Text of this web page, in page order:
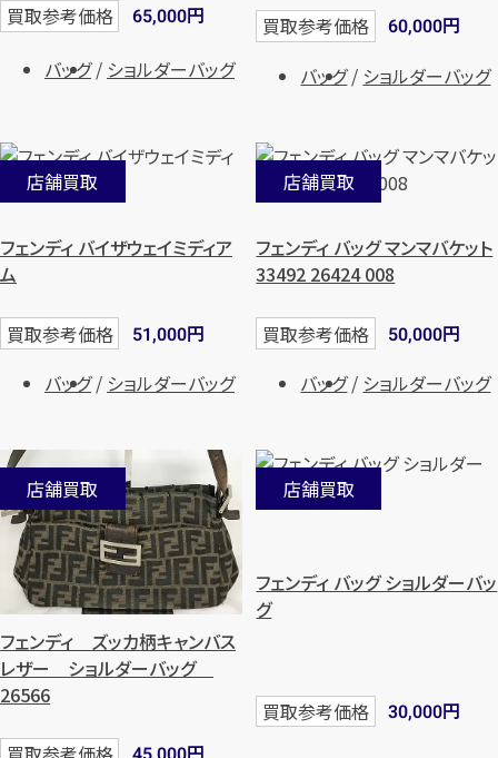
メールで無料相談する
買取参考価格 65,000円
バッグ ショルダーバッグ
買取参考価格 60,000円
バッグ
ショルダーバッグ
店舗買取
フェンディ バイザウェイミディア
ム
買取参考価格 51,000円
バッグ
ショルダーバッグ
店舗買取
フェンディ バッグ マンマバケット
33492 26424 008
買取参考価格 50,000円
バッグ
ショルダーバッグ
店舗買取
フェンディ ズッカ柄キャンバス
レザー ショルダーバッグ
26566
店舗買取
フェンディ バッグ ショルダーバッ
グ
買取参考価格 30,000円